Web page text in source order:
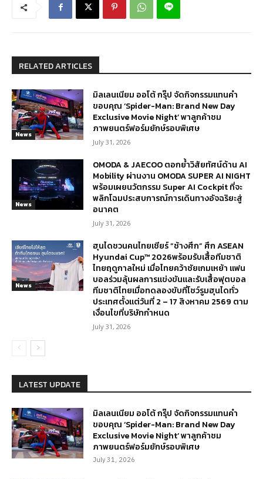
RELATED ARTICLES
News
มิลเลนเนียม ออโต้ กรุ๊ป จัดกิจกรรมแทนคำ
ขอบคุณ ‘Spider-Man: Brand New Day
Exclusive Movie Night’ พาลูกค้าชม
ภาพยนตร์ฟอร์มยักษ์รอบพิเศษ
July 31, 2026
News
OMODA & JAECOO ตอกย้ำวิสัยทัศน์ด้าน AI
Mobility ผ่านงาน OMODA SUPER AI NIGHT
พร้อมเผยนวัตกรรม Super AI Cockpit ที่จะ
พลิกโฉมประสบการณ์การเดินทางอัจฉริยะสู่
อนาคต
July 31, 2026
News
ฮุนไดชวนคนไทยเชียร์ “ช้างศึก” ศึก ASEAN
Hyundai Cup™ 2026พร้อมรับเสื้อทีมชาติ
ไทยฤดูกาลใหม่ เมื่อไทยคว้าชัยเกมเหย้า แฟน
บอลร่วมลุ้นผลการแข่งขันและรับเสื้อฟุตบอล
ทีมชาติไทยเมื่อทดลองขับที่โชว์รูมฮุนไดทั่ว
ประเทศตั้งแต่วันที่ 2 – 17 สิงหาคม 2569 ตาม
เงื่อนไขที่บริษัทกำหนด
July 31, 2026
LATEST UPDATE
มิลเลนเนียม ออโต้ กรุ๊ป จัดกิจกรรมแทนคำ
ขอบคุณ ‘Spider-Man: Brand New Day
Exclusive Movie Night’ พาลูกค้าชม
ภาพยนตร์ฟอร์มยักษ์รอบพิเศษ
July 31, 2026